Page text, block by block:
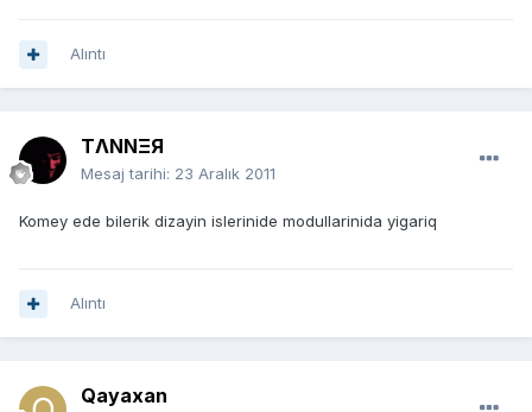
Alıntı
TΛNNΞЯ
Mesaj tarihi: 23 Aralık 2011
Komey ede bilerik dizayin islerinide modullarinida yigariq
Alıntı
Qayaxan